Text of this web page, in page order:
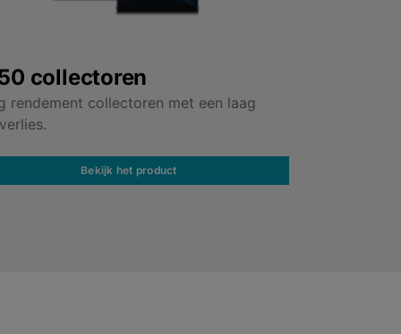
collectoren
rendement collectoren met een laag
Bekijk het product